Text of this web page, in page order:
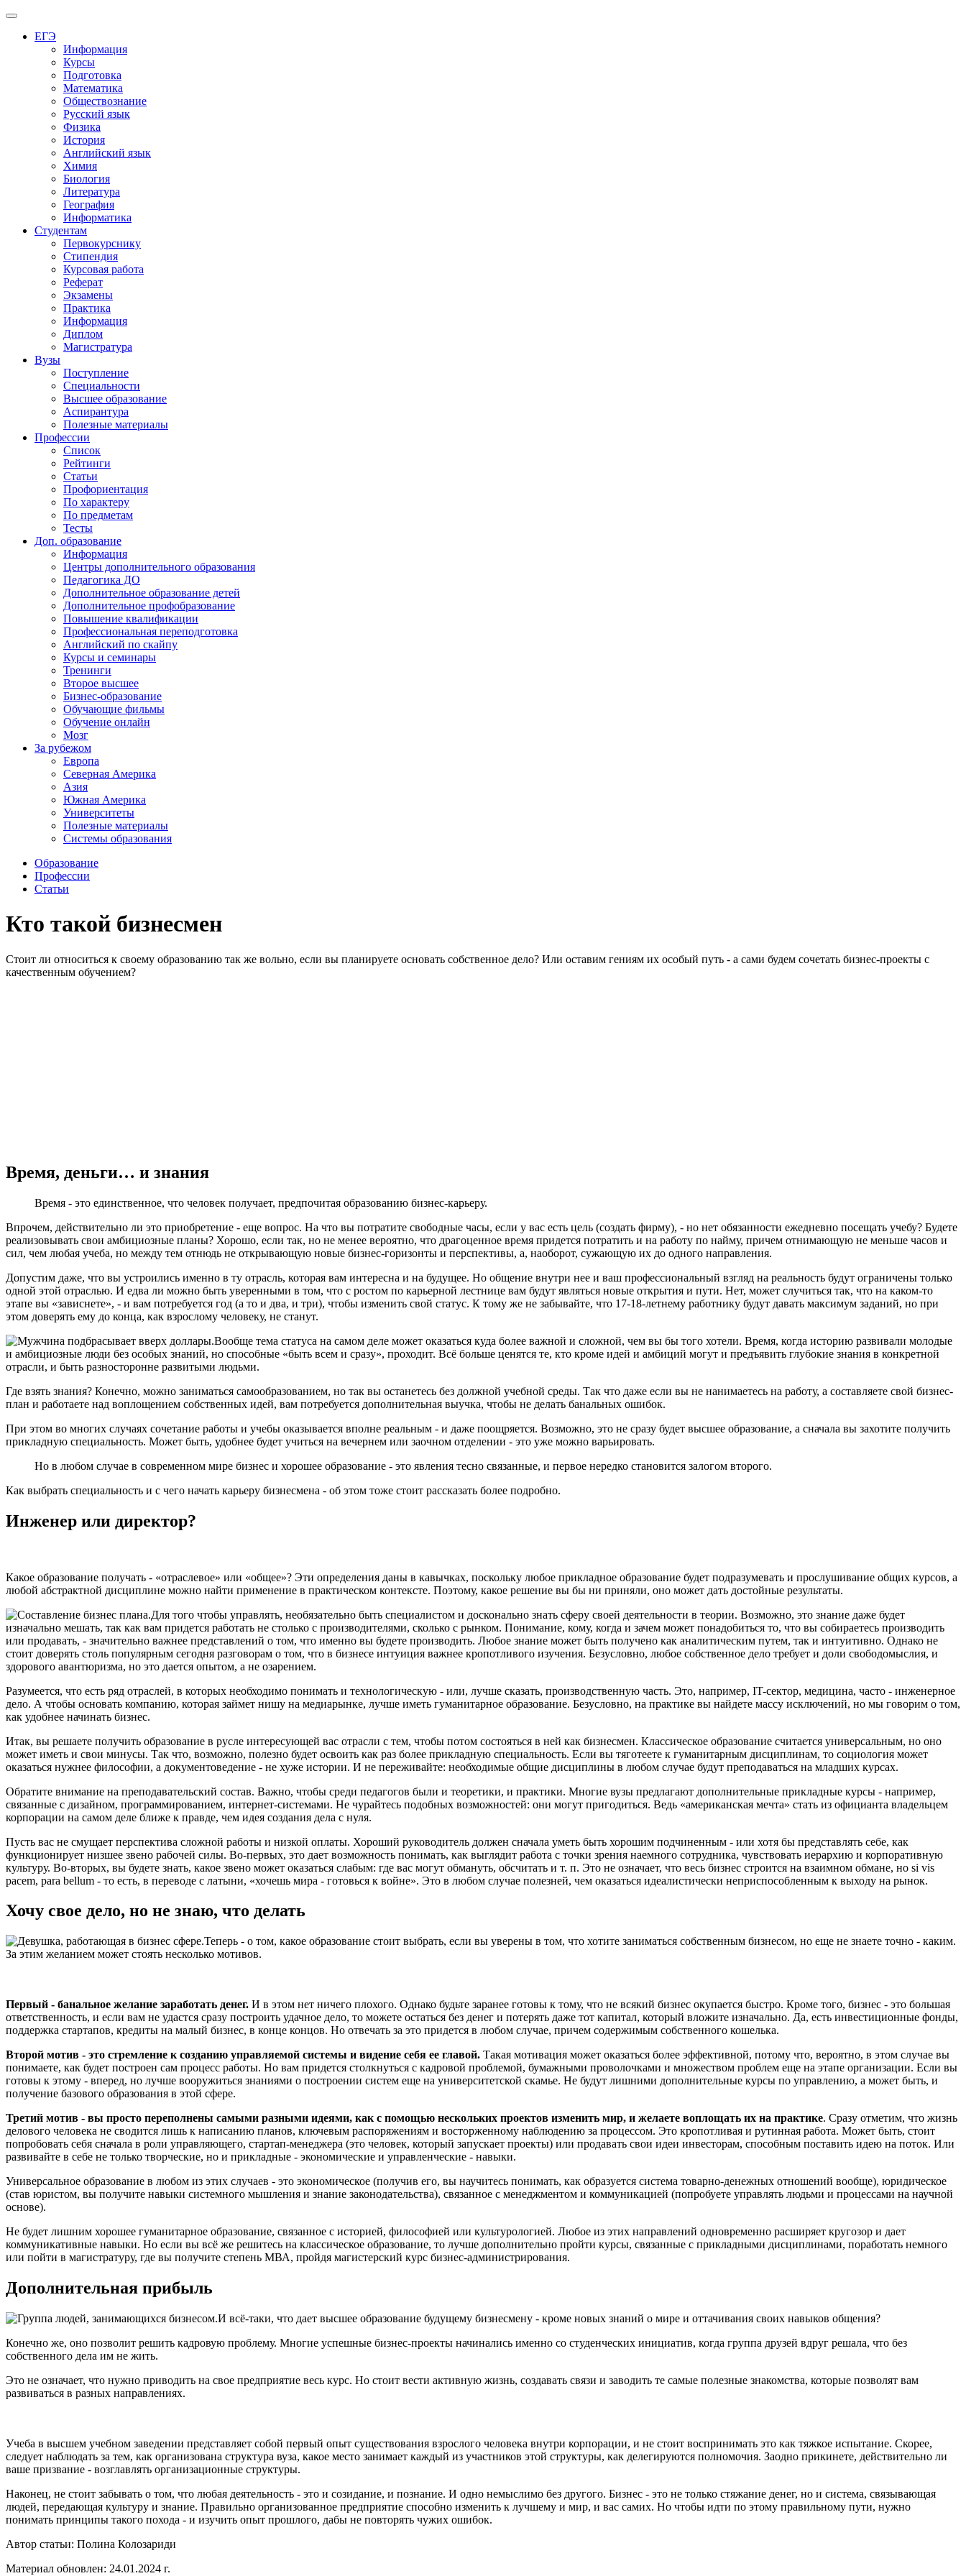
Меню
ЕГЭ
Информация
Курсы
Подготовка
Математика
Обществознание
Русский язык
Физика
История
Английский язык
Химия
Биология
Литература
География
Информатика
Студентам
Первокурснику
Стипендия
Курсовая работа
Реферат
Экзамены
Практика
Информация
Диплом
Магистратура
Вузы
Поступление
Специальности
Высшее образование
Аспирантура
Полезные материалы
Профессии
Список
Рейтинги
Статьи
Профориентация
По характеру
По предметам
Тесты
Доп. образование
Информация
Центры дополнительного образования
Педагогика ДО
Дополнительное образование детей
Дополнительное профобразование
Повышение квалификации
Профессиональная переподготовка
Английский по скайпу
Курсы и семинары
Тренинги
Второе высшее
Бизнес-образование
Обучающие фильмы
Обучение онлайн
Мозг
За рубежом
Европа
Северная Америка
Азия
Южная Америка
Университеты
Полезные материалы
Системы образования
Образование
Профессии
Статьи
Кто такой бизнесмен
Стоит ли относиться к своему образованию так же вольно, если вы планируете основать собственное дело? Или оставим гениям их особый путь - а сами будем сочетать бизнес-проекты с
качественным обучением?
Время, деньги… и знания
Время - это единственное, что человек получает, предпочитая образованию бизнес-карьеру.
Впрочем, действительно ли это приобретение - еще вопрос. На что вы потратите свободные часы, если у вас есть цель (создать фирму), - но нет обязанности ежедневно посещать учебу? Будете
реализовывать свои амбициозные планы? Хорошо, если так, но не менее вероятно, что драгоценное время придется потратить и на работу по найму, причем отнимающую не меньше часов и
сил, чем любая учеба, но между тем отнюдь не открывающую новые бизнес-горизонты и перспективы, а, наоборот, сужающую их до одного направления.
Допустим даже, что вы устроились именно в ту отрасль, которая вам интересна и на будущее. Но общение внутри нее и ваш профессиональный взгляд на реальность будут ограничены только
одной этой отраслью. И едва ли можно быть уверенными в том, что с ростом по карьерной лестнице вам будут являться новые открытия и пути. Нет, может случиться так, что на каком-то
этапе вы «зависнете», - и вам потребуется год (а то и два, и три), чтобы изменить свой статус. К тому же не забывайте, что 17-18-летнему работнику будут давать максимум заданий, но при
этом доверять ему до конца, как взрослому человеку, не станут.
Вообще тема статуса на самом деле может оказаться куда более важной и сложной, чем вы бы того хотели. Время, когда историю развивали молодые
и амбициозные люди без особых знаний, но способные «быть всем и сразу», проходит. Всё больше ценятся те, кто кроме идей и амбиций могут и предъявить глубокие знания в конкретной
отрасли, и быть разносторонне развитыми людьми.
Где взять знания? Конечно, можно заниматься самообразованием, но так вы останетесь без должной учебной среды. Так что даже если вы не нанимаетесь на работу, а составляете свой бизнес-
план и работаете над воплощением собственных идей, вам потребуется дополнительная выучка, чтобы не делать банальных ошибок.
При этом во многих случаях сочетание работы и учебы оказывается вполне реальным - и даже поощряется. Возможно, это не сразу будет высшее образование, а сначала вы захотите получить
прикладную специальность. Может быть, удобнее будет учиться на вечернем или заочном отделении - это уже можно варьировать.
Но в любом случае в современном мире бизнес и хорошее образование - это явления тесно связанные, и первое нередко становится залогом второго.
Как выбрать специальность и с чего начать карьеру бизнесмена - об этом тоже стоит рассказать более подробно.
Инженер или директор?
Какое образование получать - «отраслевое» или «общее»? Эти определения даны в кавычках, поскольку любое прикладное образование будет подразумевать и прослушивание общих курсов, а
любой абстрактной дисциплине можно найти применение в практическом контексте. Поэтому, какое решение вы бы ни приняли, оно может дать достойные результаты.
Для того чтобы управлять, необязательно быть специалистом и досконально знать сферу своей деятельности в теории. Возможно, это знание даже будет
изначально мешать, так как вам придется работать не столько с производителями, сколько с рынком. Понимание, кому, когда и зачем может понадобиться то, что вы собираетесь производить
или продавать, - значительно важнее представлений о том, что именно вы будете производить. Любое знание может быть получено как аналитическим путем, так и интуитивно. Однако не
стоит доверять столь популярным сегодня разговорам о том, что в бизнесе интуиция важнее кропотливого изучения. Безусловно, любое собственное дело требует и доли свободомыслия, и
здорового авантюризма, но это дается опытом, а не озарением.
Разумеется, что есть ряд отраслей, в которых необходимо понимать и технологическую - или, лучше сказать, производственную часть. Это, например, IT-сектор, медицина, часто - инженерное
дело. А чтобы основать компанию, которая займет нишу на медиарынке, лучше иметь гуманитарное образование. Безусловно, на практике вы найдете массу исключений, но мы говорим о том,
как удобнее начинать бизнес.
Итак, вы решаете получить образование в русле интересующей вас отрасли с тем, чтобы потом состояться в ней как бизнесмен. Классическое образование считается универсальным, но оно
может иметь и свои минусы. Так что, возможно, полезно будет освоить как раз более прикладную специальность. Если вы тяготеете к гуманитарным дисциплинам, то социология может
оказаться нужнее философии, а документоведение - не хуже истории. И не переживайте: необходимые общие дисциплины в любом случае будут преподаваться на младших курсах.
Обратите внимание на преподавательский состав. Важно, чтобы среди педагогов были и теоретики, и практики. Многие вузы предлагают дополнительные прикладные курсы - например,
связанные с дизайном, программированием, интернет-системами. Не чурайтесь подобных возможностей: они могут пригодиться. Ведь «американская мечта» стать из официанта владельцем
корпорации на самом деле ближе к правде, чем идея создания дела с нуля.
Пусть вас не смущает перспектива сложной работы и низкой оплаты. Хороший руководитель должен сначала уметь быть хорошим подчиненным - или хотя бы представлять себе, как
функционирует низшее звено рабочей силы. Во-первых, это дает возможность понимать, как выглядит работа с точки зрения наемного сотрудника, чувствовать иерархию и корпоративную
культуру. Во-вторых, вы будете знать, какое звено может оказаться слабым: где вас могут обмануть, обсчитать и т. п. Это не означает, что весь бизнес строится на взаимном обмане, но si vis
pacem, para bellum - то есть, в переводе с латыни, «хочешь мира - готовься к войне». Это в любом случае полезней, чем оказаться идеалистически неприспособленным к выходу на рынок.
Хочу свое дело, но не знаю, что делать
Теперь - о том, какое образование стоит выбрать, если вы уверены в том, что хотите заниматься собственным бизнесом, но еще не знаете точно - каким.
За этим желанием может стоять несколько мотивов.
Первый - банальное желание заработать денег. И в этом нет ничего плохого. Однако будьте заранее готовы к тому, что не всякий бизнес окупается быстро. Кроме того, бизнес - это большая
ответственность, и если вам не удастся сразу построить удачное дело, то можете остаться без денег и потерять даже тот капитал, который вложите изначально. Да, есть инвестиционные фонды,
поддержка стартапов, кредиты на малый бизнес, в конце концов. Но отвечать за это придется в любом случае, причем содержимым собственного кошелька.
Второй мотив - это стремление к созданию управляемой системы и видение себя ее главой. Такая мотивация может оказаться более эффективной, потому что, вероятно, в этом случае вы
понимаете, как будет построен сам процесс работы. Но вам придется столкнуться с кадровой проблемой, бумажными проволочками и множеством проблем еще на этапе организации. Если вы
готовы к этому - вперед, но лучше вооружиться знаниями о построении систем еще на университетской скамье. Не будут лишними дополнительные курсы по управлению, а может быть, и
получение базового образования в этой сфере.
Третий мотив - вы просто переполнены самыми разными идеями, как с помощью нескольких проектов изменить мир, и желаете воплощать их на практике. Сразу отметим, что жизнь
делового человека не сводится лишь к написанию планов, ключевым распоряжениям и восторженному наблюдению за процессом. Это кропотливая и рутинная работа. Может быть, стоит
попробовать себя сначала в роли управляющего, стартап-менеджера (это человек, который запускает проекты) или продавать свои идеи инвесторам, способным поставить идею на поток. Или
развивайте в себе не только творческие, но и прикладные - экономические и управленческие - навыки.
Универсальное образование в любом из этих случаев - это экономическое (получив его, вы научитесь понимать, как образуется система товарно-денежных отношений вообще), юридическое
(став юристом, вы получите навыки системного мышления и знание законодательства), связанное с менеджментом и коммуникацией (попробуете управлять людьми и процессами на научной
основе).
Не будет лишним хорошее гуманитарное образование, связанное с историей, философией или культурологией. Любое из этих направлений одновременно расширяет кругозор и дает
коммуникативные навыки. Но если вы всё же решитесь на классическое образование, то лучше дополнительно пройти курсы, связанные с прикладными дисциплинами, поработать немного
или пойти в магистратуру, где вы получите степень МВА, пройдя магистерский курс бизнес-администрирования.
Дополнительная прибыль
И всё-таки, что дает высшее образование будущему бизнесмену - кроме новых знаний о мире и оттачивания своих навыков общения?
Конечно же, оно позволит решить кадровую проблему. Многие успешные бизнес-проекты начинались именно со студенческих инициатив, когда группа друзей вдруг решала, что без
собственного дела им не жить.
Это не означает, что нужно приводить на свое предприятие весь курс. Но стоит вести активную жизнь, создавать связи и заводить те самые полезные знакомства, которые позволят вам
развиваться в разных направлениях.
Учеба в высшем учебном заведении представляет собой первый опыт существования взрослого человека внутри корпорации, и не стоит воспринимать это как тяжкое испытание. Скорее,
следует наблюдать за тем, как организована структура вуза, какое место занимает каждый из участников этой структуры, как делегируются полномочия. Заодно прикинете, действительно ли
ваше призвание - возглавлять организационные структуры.
Наконец, не стоит забывать о том, что любая деятельность - это и созидание, и познание. И одно немыслимо без другого. Бизнес - это не только стяжание денег, но и система, связывающая
людей, передающая культуру и знание. Правильно организованное предприятие способно изменить к лучшему и мир, и вас самих. Но чтобы идти по этому правильному пути, нужно
понимать принципы такого похода - и изучить опыт прошлого, дабы не повторять чужих ошибок.
Автор статьи: Полина Колозариди
Материал обновлен: 24.01.2024 г.